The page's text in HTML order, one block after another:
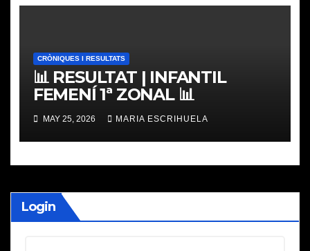
CRÒNIQUES I RESULTATS
📊 RESULTAT | INFANTIL
FEMENÍ 1ª ZONAL 📊
MAY 25, 2026 MARIA ESCRIHUELA
Login